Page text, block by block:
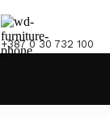
+387 0 30 732 100